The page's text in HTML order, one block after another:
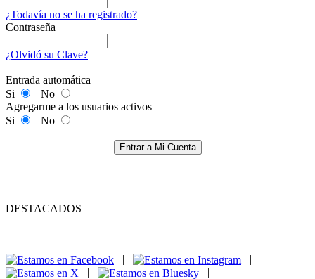
¿Todavía no se ha registrado?
Contraseña
¿Olvidó su Clave?
Entrada automática
Si
No
Agregarme a los usuarios activos
Si
No
Entrar a Mi Cuenta
DESTACADOS
|
|
|
|